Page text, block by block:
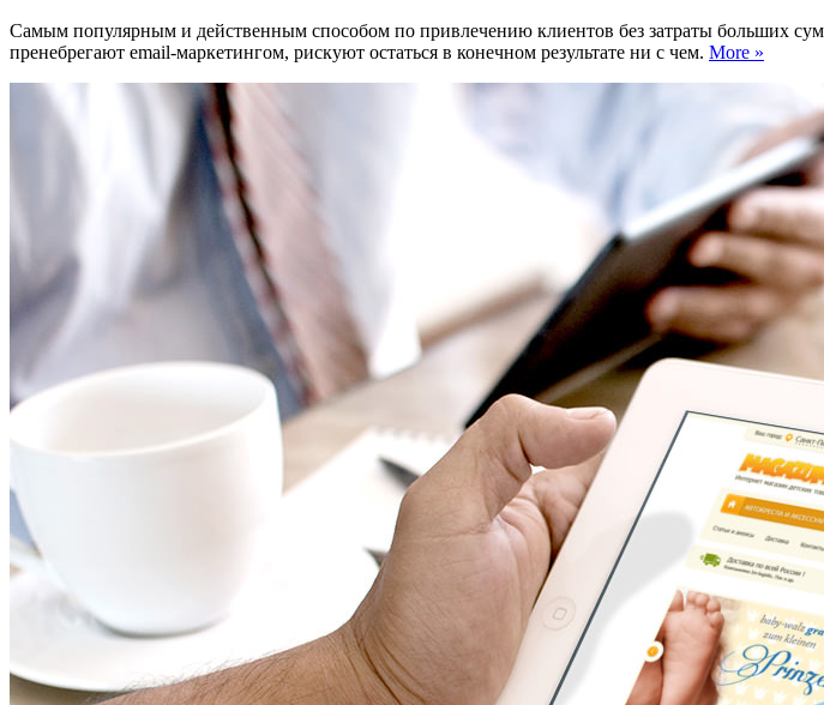
Самым популярным и действенным способом по привлечению клиентов без затраты больших
пренебрегают email-маркетингом, рискуют остаться в конечном результате ни с чем. More »